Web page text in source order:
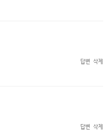
답변 삭제
답변 삭제